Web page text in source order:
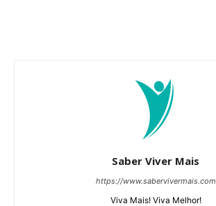
Saber Viver Mais
https://www.sabervivermais.com
Viva Mais! Viva Melhor!